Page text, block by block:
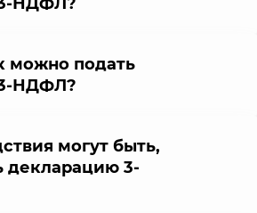
можно подать
НДФЛ?
могут быть,
декларацию 3-